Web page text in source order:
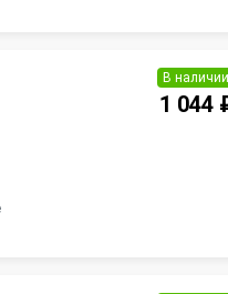
В наличии
1 044